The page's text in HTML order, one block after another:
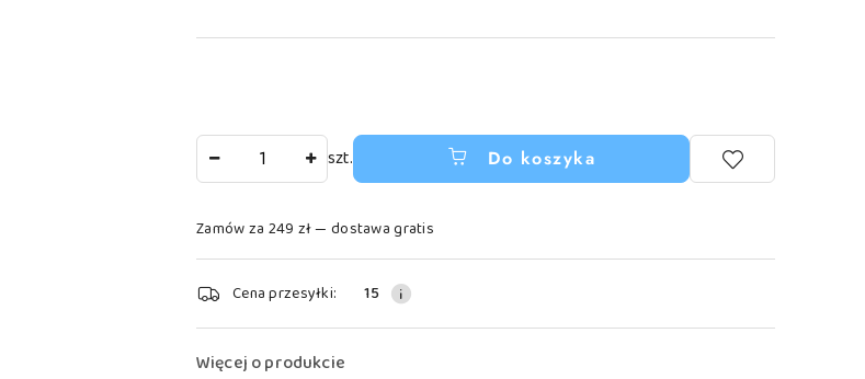
szt. Do koszyka
Zamów za 249 zł — dostawa gratis
Dostępność
i
dostawa
Cena przesyłki: 15
Więcej o produkcie